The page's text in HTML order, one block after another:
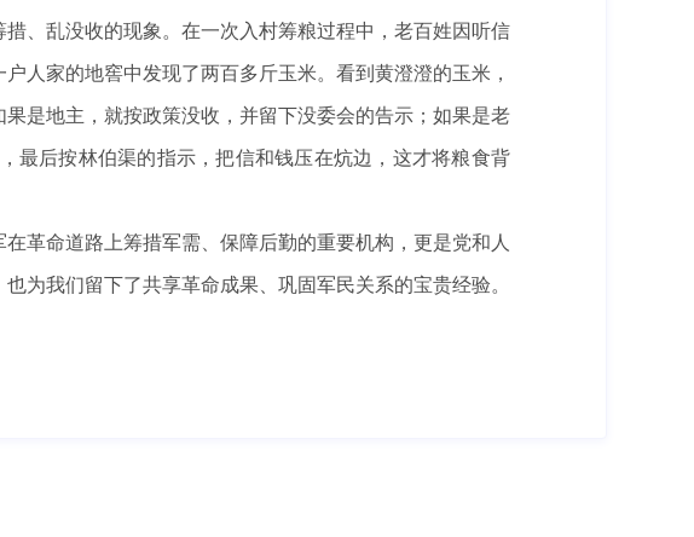
、乱没收的现象。在一次入村筹粮过程中，老百姓因听信
人家的地窖中发现了两百多斤玉米。看到黄澄澄的玉米，
是地主，就按政策没收，并留下没委会的告示；如果是老
最后按林伯渠的指示，把信和钱压在炕边，这才将粮食背
革命道路上筹措军需、保障后勤的重要机构，更是党和人
为我们留下了共享革命成果、巩固军民关系的宝贵经验。